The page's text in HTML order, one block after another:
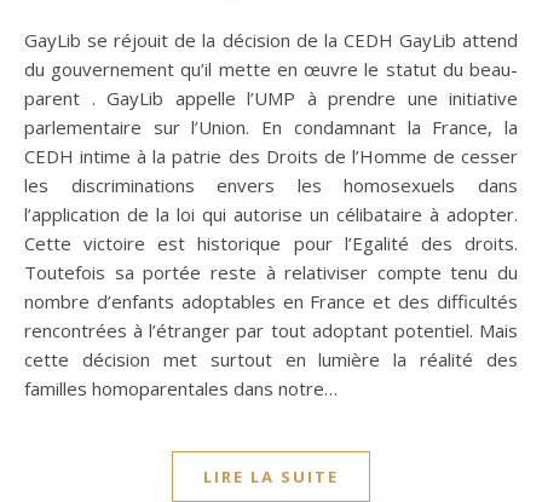
GayLib se réjouit de la décision de la CEDH GayLib attend
du gouvernement qu’il mette en œuvre le statut du beau-
parent . GayLib appelle l’UMP à prendre une initiative
parlementaire sur l’Union. En condamnant la France, la
CEDH intime à la patrie des Droits de l’Homme de cesser
les discriminations envers les homosexuels dans
l’application de la loi qui autorise un célibataire à adopter.
Cette victoire est historique pour l’Egalité des droits.
Toutefois sa portée reste à relativiser compte tenu du
nombre d’enfants adoptables en France et des difficultés
rencontrées à l’étranger par tout adoptant potentiel. Mais
cette décision met surtout en lumière la réalité des
familles homoparentales dans notre…
LIRE LA SUITE